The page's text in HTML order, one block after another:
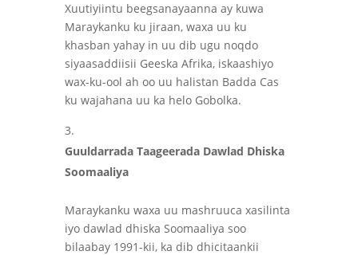
Xuutiyiintu beegsanayaanna ay kuwa
Maraykanku ku jiraan, waxa uu ku
khasban yahay in uu dib ugu noqdo
siyaasaddiisii Geeska Afrika, iskaashiyo
wax-ku-ool ah oo uu halistan Badda Cas
ku wajahana uu ka helo Gobolka.
Guuldarrada Taageerada Dawlad Dhiska
Soomaaliya
Maraykanku waxa uu mashruuca xasilinta
iyo dawlad dhiska Soomaaliya soo
bilaabay 1991-kii, ka dib dhicitaankii